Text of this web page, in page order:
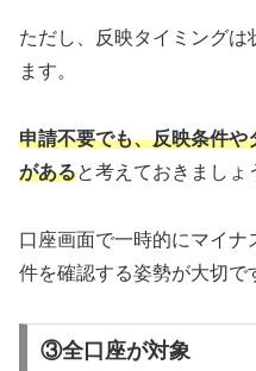
ただし、反映タイミングは
ます。
申請不要でも、反映条件
があると考えておきましょ
口座画面で一時的にマイ
件を確認する姿勢が大切で
③全口座が対象